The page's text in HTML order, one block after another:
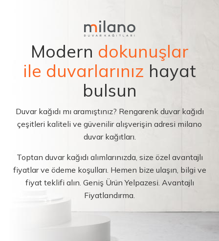
Modern dokunuşlar
ile duvarlarınız hayat
bulsun
Duvar kağıdı mı aramıştınız? Rengarenk duvar kağıdı
çeşitleri kaliteli ve güvenilir alışverişin adresi milano
duvar kağıtları.
Toptan duvar kağıdı alımlarınızda, size özel avantajlı
fiyatlar ve ödeme koşulları. Hemen bize ulaşın, bilgi ve
fiyat teklifi alın. Geniş Ürün Yelpazesi. Avantajlı
Fiyatlandırma.